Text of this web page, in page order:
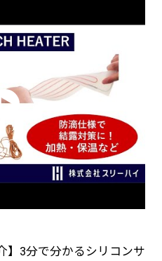
】3分で分かるシリコンサ